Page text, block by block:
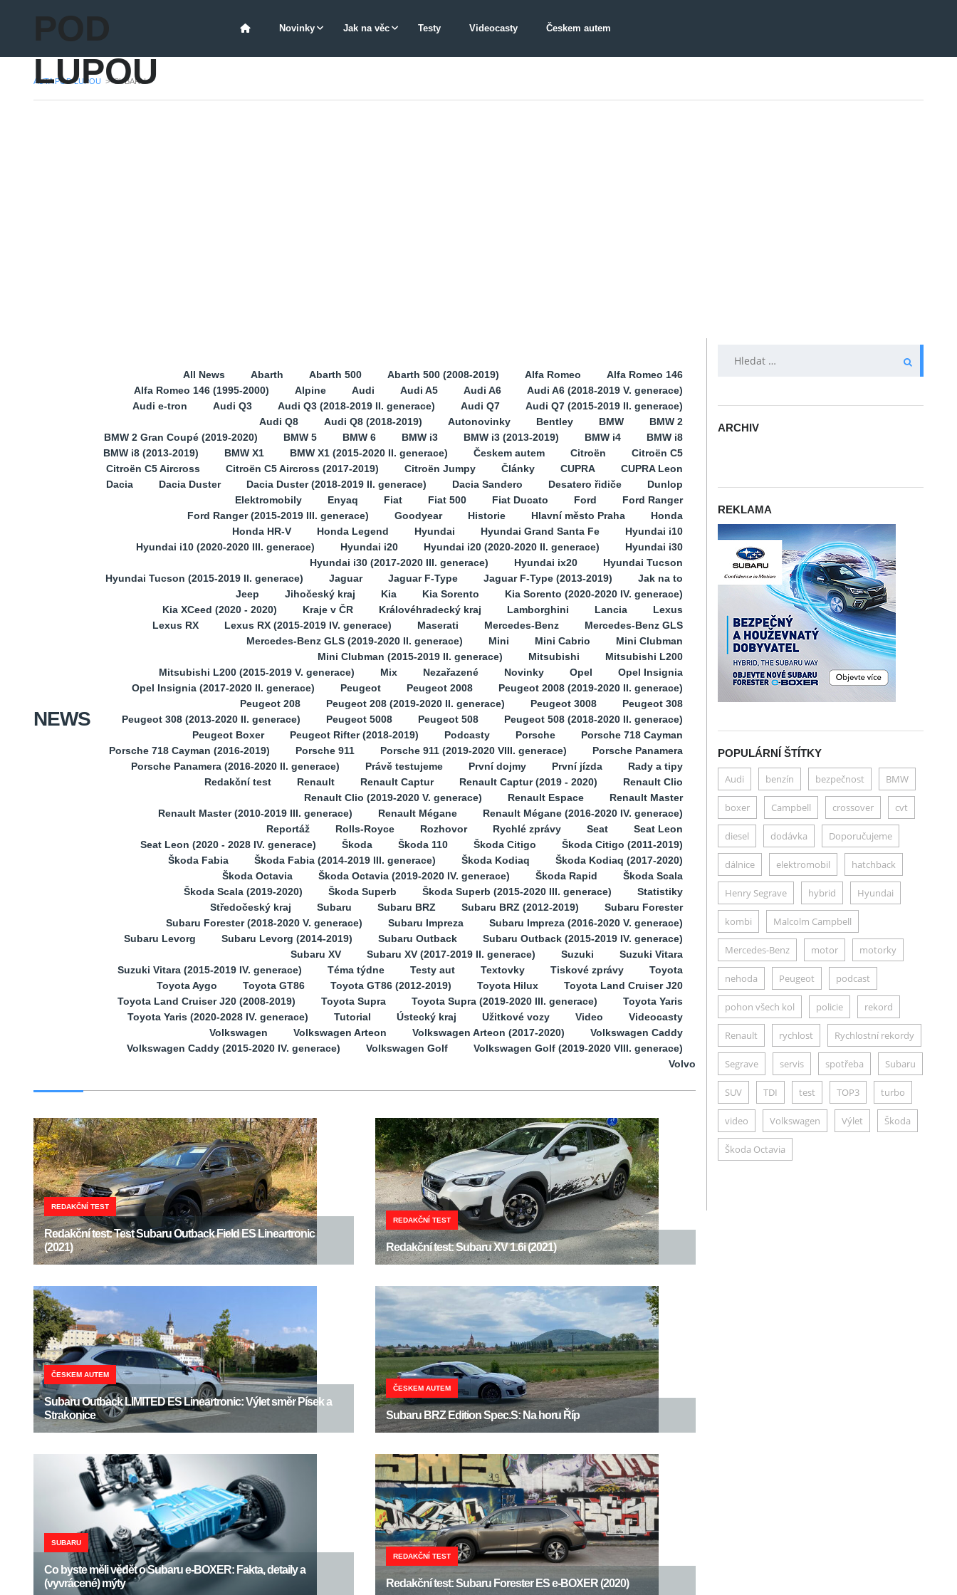
POD
LUPOU
Novinky Jak na věc Testy Videocasty Českem autem
AUTA POD LUPOU > SUBARU
NEWS
All News Abarth Abarth 500 Abarth 500 (2008-2019) Alfa Romeo
Alfa Romeo 146
Alfa Romeo 146 (1995-2000)
Alpine Audi Audi A5 Audi A6
Audi A6 (2018-2019 V. generace)
Audi e-tron
Audi Q3 Audi Q3 (2018-2019 II. generace) Audi Q7
Audi Q7 (2015-2019 II. generace)
Audi Q8
Audi Q8 (2018-2019) Autonovinky Bentley BMW
BMW 2
BMW 2 Gran Coupé (2019-2020)
BMW 5 BMW 6 BMW i3 BMW i3 (2013-2019) BMW i4
BMW i8
BMW i8 (2013-2019)
BMW X1 BMW X1 (2015-2020 II. generace) Českem autem Citroën
Citroën C5
Citroën C5 Aircross
Citroën C5 Aircross (2017-2019) Citroën Jumpy Články CUPRA
CUPRA Leon
Dacia
Dacia Duster Dacia Duster (2018-2019 II. generace) Dacia Sandero Desatero řidiče
Dunlop
Elektromobily
Enyaq Fiat Fiat 500 Fiat Ducato Ford
Ford Ranger
Ford Ranger (2015-2019 III. generace)
Goodyear Historie Hlavní město Praha
Honda
Honda HR-V
Honda Legend Hyundai Hyundai Grand Santa Fe
Hyundai i10
Hyundai i10 (2020-2020 III. generace)
Hyundai i20 Hyundai i20 (2020-2020 II. generace)
Hyundai i30
Hyundai i30 (2017-2020 III. generace)
Hyundai ix20
Hyundai Tucson
Hyundai Tucson (2015-2019 II. generace)
Jaguar Jaguar F-Type Jaguar F-Type (2013-2019)
Jak na to
Jeep
Jihočeský kraj Kia Kia Sorento
Kia Sorento (2020-2020 IV. generace)
Kia XCeed (2020 - 2020)
Kraje v ČR Královéhradecký kraj Lamborghini Lancia
Lexus
Lexus RX
Lexus RX (2015-2019 IV. generace) Maserati Mercedes-Benz
Mercedes-Benz GLS
Mercedes-Benz GLS (2019-2020 II. generace)
Mini Mini Cabrio
Mini Clubman
Mini Clubman (2015-2019 II. generace)
Mitsubishi
Mitsubishi L200
Mitsubishi L200 (2015-2019 V. generace)
Mix Nezařazené Novinky Opel
Opel Insignia
Opel Insignia (2017-2020 II. generace)
Peugeot Peugeot 2008
Peugeot 2008 (2019-2020 II. generace)
Peugeot 208
Peugeot 208 (2019-2020 II. generace) Peugeot 3008
Peugeot 308
Peugeot 308 (2013-2020 II. generace)
Peugeot 5008 Peugeot 508
Peugeot 508 (2018-2020 II. generace)
Peugeot Boxer
Peugeot Rifter (2018-2019) Podcasty Porsche
Porsche 718 Cayman
Porsche 718 Cayman (2016-2019)
Porsche 911 Porsche 911 (2019-2020 VIII. generace)
Porsche Panamera
Porsche Panamera (2016-2020 II. generace)
Právě testujeme První dojmy První jízda
Rady a tipy
Redakční test
Renault Renault Captur Renault Captur (2019 - 2020)
Renault Clio
Renault Clio (2019-2020 V. generace)
Renault Espace
Renault Master
Renault Master (2010-2019 III. generace)
Renault Mégane
Renault Mégane (2016-2020 IV. generace)
Reportáž
Rolls-Royce Rozhovor Rychlé zprávy Seat
Seat Leon
Seat Leon (2020 - 2028 IV. generace)
Škoda Škoda 110 Škoda Citigo
Škoda Citigo (2011-2019)
Škoda Fabia
Škoda Fabia (2014-2019 III. generace) Škoda Kodiaq
Škoda Kodiaq (2017-2020)
Škoda Octavia
Škoda Octavia (2019-2020 IV. generace) Škoda Rapid
Škoda Scala
Škoda Scala (2019-2020)
Škoda Superb Škoda Superb (2015-2020 III. generace)
Statistiky
Středočeský kraj
Subaru Subaru BRZ Subaru BRZ (2012-2019)
Subaru Forester
Subaru Forester (2018-2020 V. generace)
Subaru Impreza
Subaru Impreza (2016-2020 V. generace)
Subaru Levorg
Subaru Levorg (2014-2019) Subaru Outback
Subaru Outback (2015-2019 IV. generace)
Subaru XV
Subaru XV (2017-2019 II. generace) Suzuki
Suzuki Vitara
Suzuki Vitara (2015-2019 IV. generace)
Téma týdne Testy aut Textovky Tiskové zprávy
Toyota
Toyota Aygo
Toyota GT86 Toyota GT86 (2012-2019) Toyota Hilux
Toyota Land Cruiser J20
Toyota Land Cruiser J20 (2008-2019)
Toyota Supra Toyota Supra (2019-2020 III. generace)
Toyota Yaris
Toyota Yaris (2020-2028 IV. generace)
Tutorial Ústecký kraj Užitkové vozy Video
Videocasty
Volkswagen
Volkswagen Arteon Volkswagen Arteon (2017-2020)
Volkswagen Caddy
Volkswagen Caddy (2015-2020 IV. generace)
Volkswagen Golf
Volkswagen Golf (2019-2020 VIII. generace)
Volvo
REDAKČNÍ TEST
Redakční test: Test Subaru Outback Field ES Lineartronic
(2021)
REDAKČNÍ TEST
Redakční test: Subaru XV 1.6i (2021)
ČESKEM AUTEM
Subaru Outback LIMITED ES Lineartronic: Výlet směr Písek a
Strakonice
ČESKEM AUTEM
Subaru BRZ Edition Spec.S: Na horu Říp
SUBARU
Co byste měli vědět o Subaru e-BOXER: Fakta, detaily a
(vyvrácené) mýty
REDAKČNÍ TEST
Redakční test: Subaru Forester ES e-BOXER (2020)
VYHLEDÁVÁNÍ
ARCHIV
REKLAMA
POPULÁRNÍ ŠTÍTKY
Audi benzín bezpečnost BMW
boxer Campbell crossover cvt
diesel dodávka Doporučujeme
dálnice elektromobil hatchback
Henry Segrave hybrid Hyundai
kombi Malcolm Campbell
Mercedes-Benz motor motorky
nehoda Peugeot podcast
pohon všech kol policie rekord
Renault rychlost Rychlostní rekordy
Segrave servis spotřeba Subaru
SUV TDI test TOP3 turbo
video Volkswagen Výlet Škoda
Škoda Octavia